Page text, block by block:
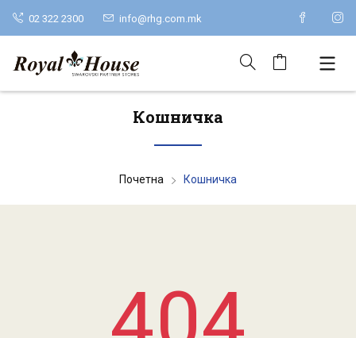
02 322 2300 info@rhg.com.mk
Кошничка
Почетна Кошничка